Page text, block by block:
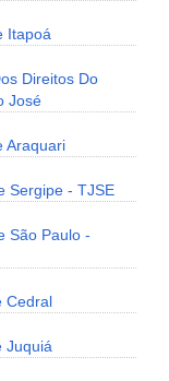
Itapoá
Direitos Do
José
Araquari
Sergipe - TJSE
São Paulo -
Cedral
Juquiá